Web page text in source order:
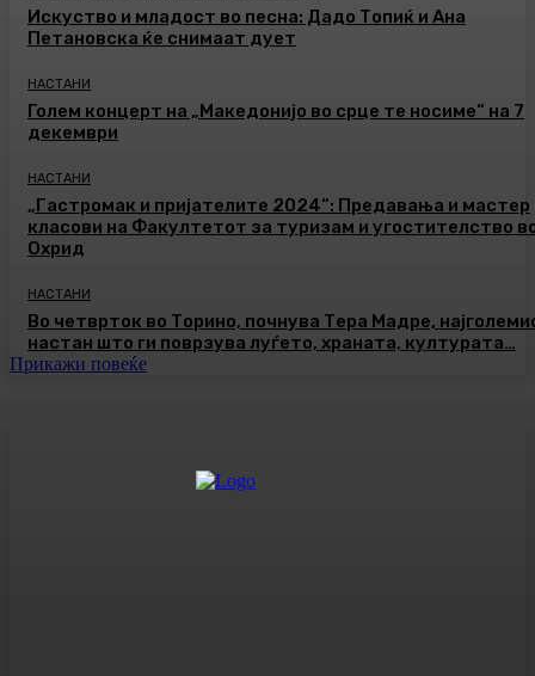
Искуство и младост во песна: Дадо Топиќ и Ана
Петановска ќе снимаат дует
НАСТАНИ
Голем концерт на „Македонијо во срце те носиме“ на 7
декември
НАСТАНИ
„Гастромак и пријателите 2024“: Предавања и мастер
класови на Факултетот за туризам и угостителство
Охрид
НАСТАНИ
Во четврток во Торино, почнува Тера Мадре,
настан што ги поврзува луѓето, храната, културата…
Прикажи повеќе